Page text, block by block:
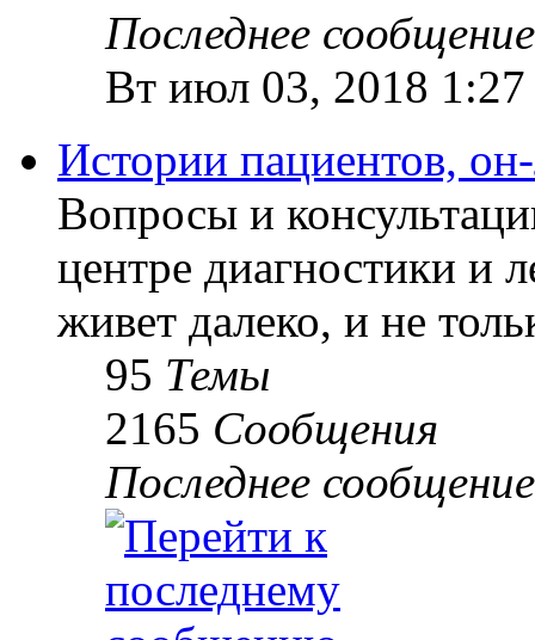
Последнее сообщение
Вт июл 03, 2018 1:27
Истории пациентов,
Вопросы и
центре диагностики и
живет далеко, и не
95 Темы
2165 Сообщения
Последнее сообщение